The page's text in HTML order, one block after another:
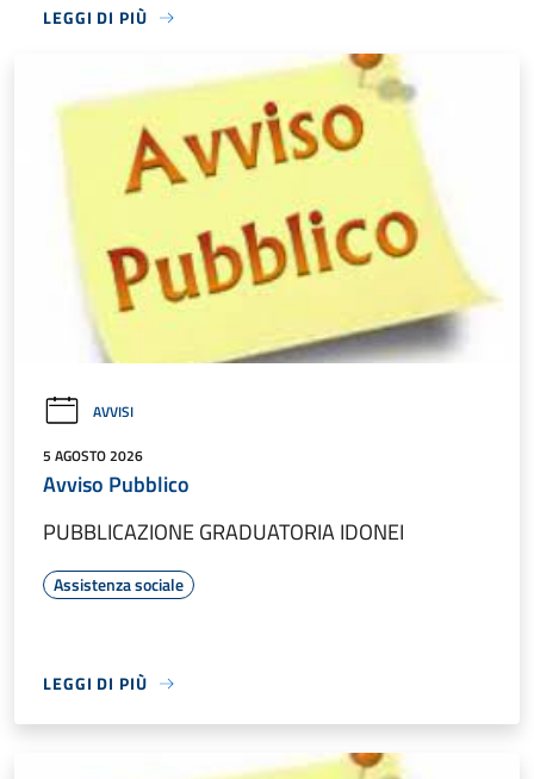
LEGGI DI PIÙ
AVVISI
5 AGOSTO 2026
Avviso Pubblico
PUBBLICAZIONE GRADUATORIA IDONEI
Assistenza sociale
LEGGI DI PIÙ